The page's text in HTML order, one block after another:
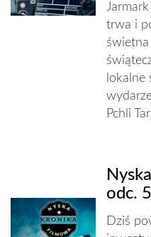
trwa i
lokalne
Pchli
odc.
Dziś